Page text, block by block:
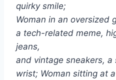
quirky smile;
Woman in an oversized
a tech-related meme,
jeans,
and vintage sneakers,
wrist; Woman sitting at